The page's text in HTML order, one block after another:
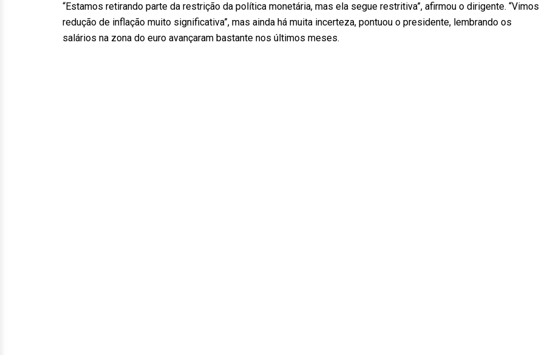
“Estamos retirando parte da restrição da política monetária, mas ela segue restritiva”, afirmou o dirigente. “Vimos
redução de inflação muito significativa”, mas ainda há muita incerteza, pontuou o presidente, lembrando os
salários na zona do euro avançaram bastante nos últimos meses.